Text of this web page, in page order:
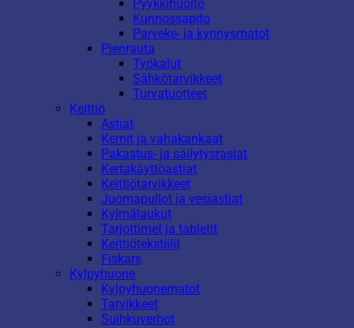
Pyykkihuolto
Kunnossapito
Parveke- ja kynnysmatot
Pienrauta
Työkalut
Sähkötarvikkeet
Turvatuotteet
Keittiö
Astiat
Kernit ja vahakankaat
Pakastus- ja säilytysrasiat
Kertakäyttöastiat
Keittiötarvikkeet
Juomapullot ja vesiastiat
Kylmälaukut
Tarjottimet ja tabletit
Keittiötekstiilit
Fiskars
Kylpyhuone
Kylpyhuonematot
Tarvikkeet
Suihkuverhot